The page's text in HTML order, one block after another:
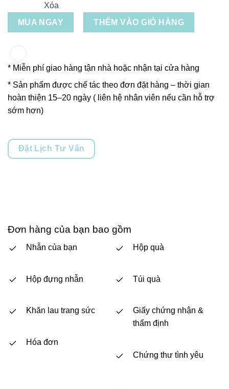
Xóa
MUA NGAY
THÊM VÀO GIỎ HÀNG
* Miễn phí giao hàng tận nhà hoặc nhận tại cửa hàng
* Sản phẩm được chế tác theo đơn đặt hàng – thời gian
hoàn thiện 15–20 ngày ( liên hệ nhân viên nếu cần hỗ trợ
sớm hơn)
Đặt Lịch Tư Vấn
Đơn hàng của bạn bao gồm
Nhẫn của bạn
Hộp đựng nhẫn
Khăn lau trang sức
Hóa đơn
Hộp quà
Túi quà
Giấy chứng nhận &
thẩm định
Chứng thư tình yêu